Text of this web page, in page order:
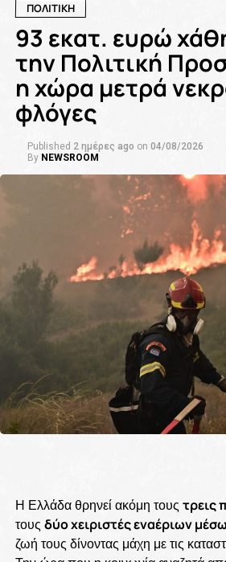
ΠΟΛΙΤΙΚΗ
93 εκατ. ευρώ
την Πολιτική
η χώρα μετρά
φλόγες
Published 2 ημέρες ago on 04/08/2026
By NEWSROOM
Η Ελλάδα θρηνεί ακόμη τους τρεις
τους δύο χειριστές εναέριων
ζωή τους δίνοντας μάχη με τις